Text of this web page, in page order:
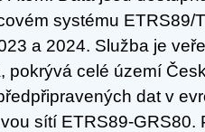
systému ETRS89/
a 2024. Služba je
pokrývá celé území
dat v
sítí ETRS89-GRS80.